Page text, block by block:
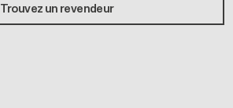
Trouvez un revendeur